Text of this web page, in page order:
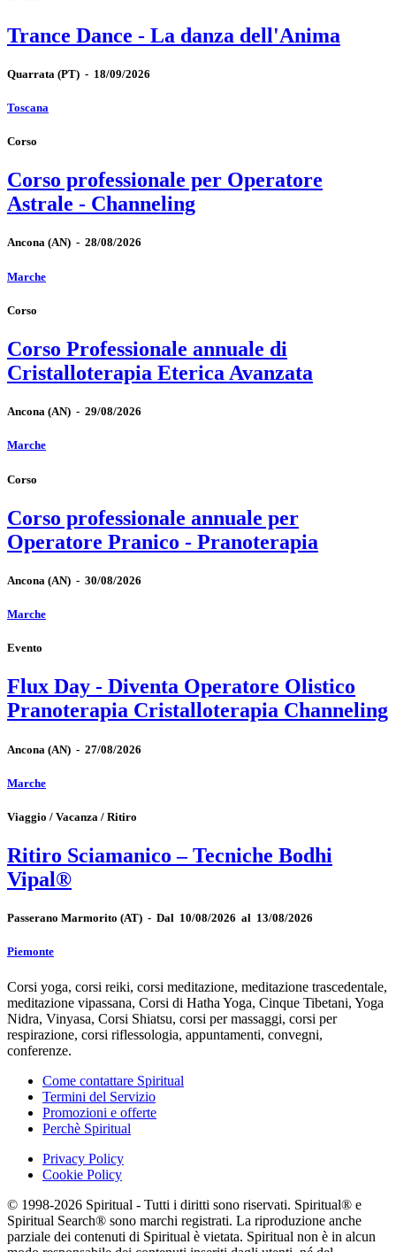
Trance Dance - La danza dell'Anima
Quarrata (PT) - 18/09/2026
Toscana
Corso
Corso professionale per Operatore
Astrale - Channeling
Ancona (AN) - 28/08/2026
Marche
Corso
Corso Professionale annuale di
Cristalloterapia Eterica Avanzata
Ancona (AN) - 29/08/2026
Marche
Corso
Corso professionale annuale per
Operatore Pranico - Pranoterapia
Ancona (AN) - 30/08/2026
Marche
Evento
Flux Day - Diventa Operatore Olistico
Pranoterapia Cristalloterapia Channeling
Ancona (AN) - 27/08/2026
Marche
Viaggio / Vacanza / Ritiro
Ritiro Sciamanico – Tecniche Bodhi
Vipal®
Passerano Marmorito (AT) - Dal 10/08/2026 al 13/08/2026
Piemonte
Corsi yoga, corsi reiki, corsi meditazione, meditazione trascedentale,
meditazione vipassana, Corsi di Hatha Yoga, Cinque Tibetani, Yoga
Nidra, Vinyasa, Corsi Shiatsu, corsi per massaggi, corsi per
respirazione, corsi riflessologia, appuntamenti, convegni,
conferenze.
Come contattare Spiritual
Termini del Servizio
Promozioni e offerte
Perchè Spiritual
Privacy Policy
Cookie Policy
© 1998-2026 Spiritual - Tutti i diritti sono riservati. Spiritual® e
Spiritual Search® sono marchi registrati. La riproduzione anche
parziale dei contenuti di Spiritual è vietata. Spiritual non è in alcun